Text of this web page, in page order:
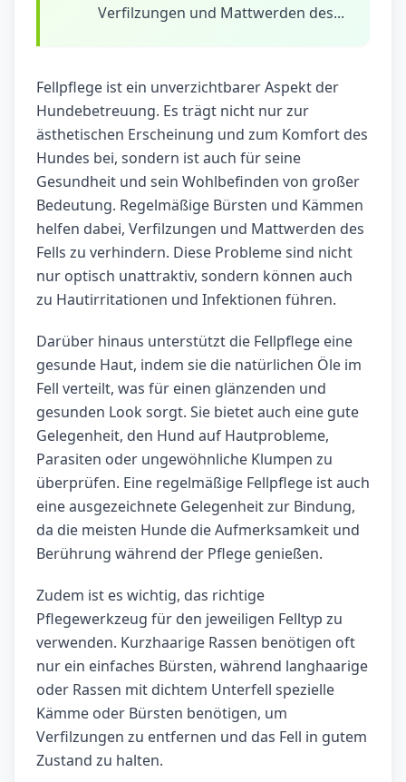
Verfilzungen und Mattwerden des...
Fellpflege ist ein unverzichtbarer Aspekt der
Hundebetreuung. Es trägt nicht nur zur
ästhetischen Erscheinung und zum Komfort des
Hundes bei, sondern ist auch für seine
Gesundheit und sein Wohlbefinden von großer
Bedeutung. Regelmäßige Bürsten und Kämmen
helfen dabei, Verfilzungen und Mattwerden des
Fells zu verhindern. Diese Probleme sind nicht
nur optisch unattraktiv, sondern können auch
zu Hautirritationen und Infektionen führen.
Darüber hinaus unterstützt die Fellpflege eine
gesunde Haut, indem sie die natürlichen Öle im
Fell verteilt, was für einen glänzenden und
gesunden Look sorgt. Sie bietet auch eine gute
Gelegenheit, den Hund auf Hautprobleme,
Parasiten oder ungewöhnliche Klumpen zu
überprüfen. Eine regelmäßige Fellpflege ist auch
eine ausgezeichnete Gelegenheit zur Bindung,
da die meisten Hunde die Aufmerksamkeit und
Berührung während der Pflege genießen.
Zudem ist es wichtig, das richtige
Pflegewerkzeug für den jeweiligen Felltyp zu
verwenden. Kurzhaarige Rassen benötigen oft
nur ein einfaches Bürsten, während langhaarige
oder Rassen mit dichtem Unterfell spezielle
Kämme oder Bürsten benötigen, um
Verfilzungen zu entfernen und das Fell in gutem
Zustand zu halten.